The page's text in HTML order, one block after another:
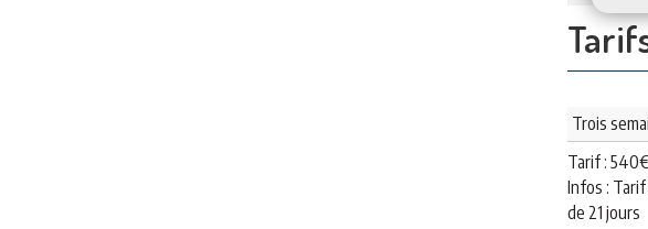
Trois
Tarif : 540€
Infos :
de 21 jours